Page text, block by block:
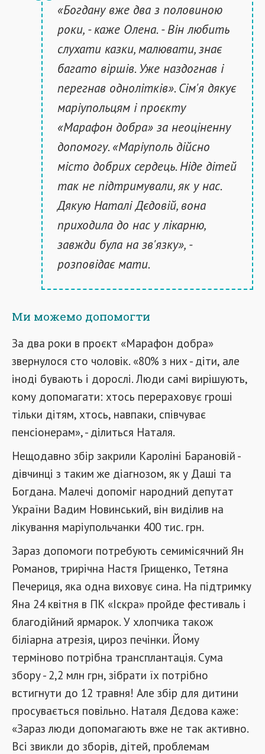
«Богдану вже два з половиною
роки, - каже Олена. - Він любить
слухати казки, малювати, знає
багато віршів. Уже наздогнав і
перегнав однолітків». Сім'я дякує
маріупольцям і проєкту
«Марафон добра» за неоціненну
допомогу. «Маріуполь дійсно
місто добрих сердець. Ніде дітей
так не підтримували, як у нас.
Дякую Наталі Дєдовій, вона
приходила до нас у лікарню,
завжди була на зв'язку», -
розповідає мати.
Ми можемо допомогти
За два роки в проєкт «Марафон добра»
звернулося сто чоловік. «80% з них - діти, але
іноді бувають і дорослі. Люди самі вирішують,
кому допомагати: хтось перераховує гроші
тільки дітям, хтось, навпаки, співчуває
пенсіонерам», - ділиться Наталя.
Нещодавно збір закрили Кароліні Барановій -
дівчинці з таким же діагнозом, як у Даші та
Богдана. Малечі допоміг народний депутат
України Вадим Новинський, він виділив на
лікування маріупольчанки 400 тис. грн.
Зараз допомоги потребують семимісячний Ян
Романов, трирічна Настя Грищенко, Тетяна
Печериця, яка одна виховує сина. На підтримку
Яна 24 квітня в ПК «Іскра» пройде фестиваль і
благодійний ярмарок. У хлопчика також
біліарна атрезія, цироз печінки. Йому
терміново потрібна трансплантація. Сума
збору - 2,2 млн грн, зібрати їх потрібно
встигнути до 12 травня! Але збір для дитини
просувається повільно. Наталя Дєдова каже:
«Зараз люди допомагають вже не так активно.
Всі звикли до зборів, дітей, проблемам